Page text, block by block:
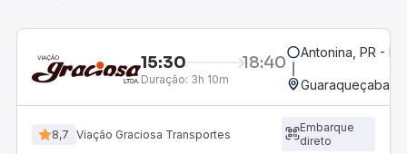
15:30 18:40
Duração: 3h 10m
Antonina, PR -
Guaraqueçaba ,
8,7 Viação Graciosa Transportes
Embarque
direto